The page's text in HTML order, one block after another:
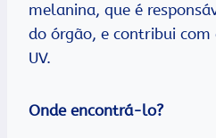
melanina, que é
do órgão, e contribui com
UV.
Onde encontrá-lo?